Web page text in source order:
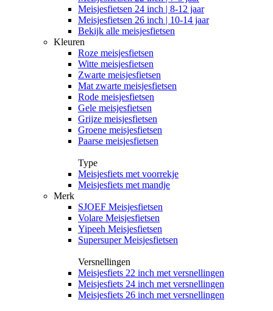
Meisjesfietsen 24 inch | 8-12 jaar
Meisjesfietsen 26 inch | 10-14 jaar
Bekijk alle meisjesfietsen
Kleuren
Roze meisjesfietsen
Witte meisjesfietsen
Zwarte meisjesfietsen
Mat zwarte meisjesfietsen
Rode meisjesfietsen
Gele meisjesfietsen
Grijze meisjesfietsen
Groene meisjesfietsen
Paarse meisjesfietsen
Type
Meisjesfiets met voorrekje
Meisjesfiets met mandje
Merk
SJOEF Meisjesfietsen
Volare Meisjesfietsen
Yipeeh Meisjesfietsen
Supersuper Meisjesfietsen
Versnellingen
Meisjesfiets 22 inch met versnellingen
Meisjesfiets 24 inch met versnellingen
Meisjesfiets 26 inch met versnellingen